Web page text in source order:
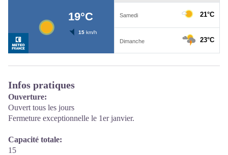
Infos pratiques
Ouverture:
Ouvert tous les jours
Fermeture exceptionnelle le 1er janvier.
Capacité totale:
15